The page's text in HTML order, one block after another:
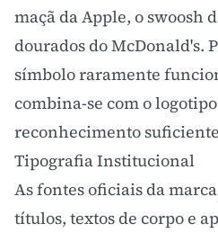
maçã da Apple, o swoosh
dourados do McDonald's.
símbolo raramente
combina-se com o
reconhecimento
Tipografia Institucional
As fontes oficiais da
títulos, textos de corpo e